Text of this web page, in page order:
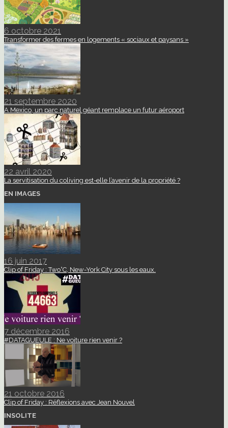
6 octobre 2021
Transformer des fermes en logements « sociaux et paysans »
21 septembre 2020
A Mexico, un parc naturel géant remplace un futur aéroport
22 avril 2020
La servitisation du coliving est-elle l’avenir de la propriété ?
EN IMAGES
16 juin 2017
Clip of Friday : Two°C, New-York City sous les eaux.
7 décembre 2016
#DATAGUEULE : Ne voiture rien venir ?
21 octobre 2016
Clip of Friday : Réflexions avec Jean Nouvel
INSOLITE